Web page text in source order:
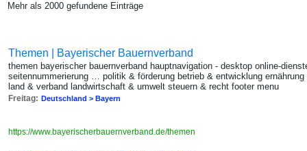
Mehr als 2000 gefundene Einträge
Themen | Bayerischer Bauernverband
themen bayerischer bauernverband hauptnavigation - desktop online-
seitennummerierung … politik & förderung betrieb & entwicklung
land & verband landwirtschaft & umwelt steuern & recht footer menu
Freitag: Deutschland > Bayern
https://www.bayerischerbauernverband.de/themen